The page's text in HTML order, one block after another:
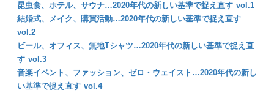
昆虫食、ホテル、サウナ…2020年代の新しい基準で捉え直す vol.1
結婚式、メイク、購買活動…2020年代の新しい基準で捉え直す
vol.2
ビール、オフィス、無地Tシャツ…2020年代の新しい基準で捉え直
す vol.3
音楽イベント、ファッション、ゼロ・ウェイスト…2020年代の新し
い基準で捉え直す vol.4